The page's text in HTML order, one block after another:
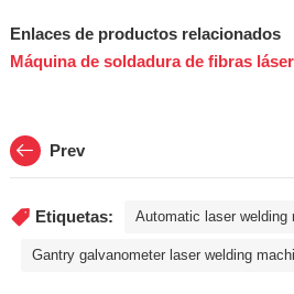
Enlaces de productos relacionados
Máquina de soldadura de fibras láser
Prev
Etiquetas: Automatic laser welding
Gantry galvanometer laser welding